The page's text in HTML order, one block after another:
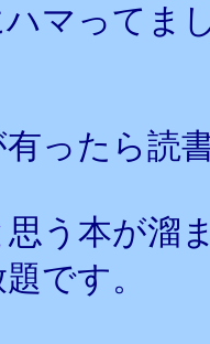
マってま
ったら読
う本が溜
です。